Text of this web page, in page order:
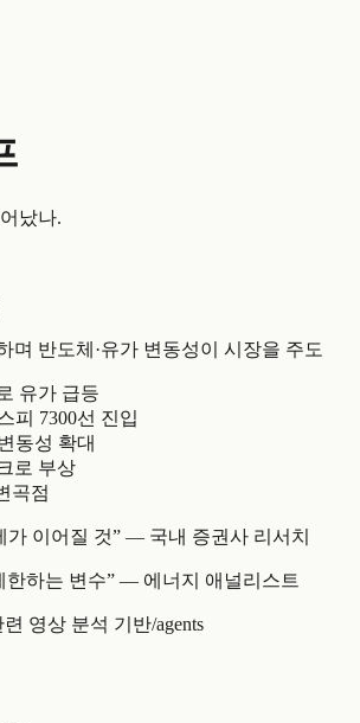
났나.
며 반도체·유가 변동성이 시장을 주도
유가 급등
피 7300선 진입
동성 확대
로 부상
곡점
가 이어질 것” — 국내 증권사 리서치
한하는 변수” — 에너지 애널리스트
련 영상 분석 기반/agents